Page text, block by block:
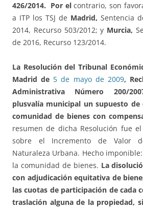
426/2014. Por elcontrario, son
a ITP los TSJ de Madrid, Sentencia
2014, Recurso 503/2012; y Murcia,
de 2016, Recurso 123/2014.
La Resolución del Tribunal
Madrid de 5 de mayo de 2009,
Administrativa Número 200/
plusvalía municipal un supuesto
comunidad de bienes con
resumen de dicha Resolución fue
sobre el Incremento de Valor
Naturaleza Urbana. Hecho
la comunidad de bienes. La
con adjudicación equitativa de
las cuotas de participación de cada
traslación alguna de la propiedad,